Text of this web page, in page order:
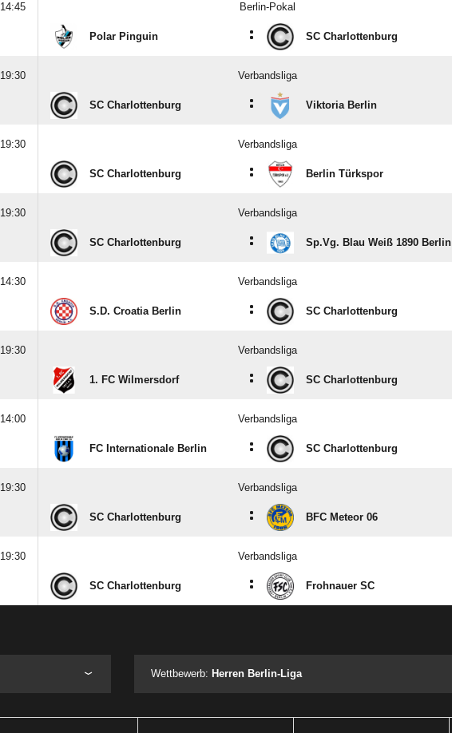
14:45 Berlin-Pokal
Polar Pinguin : SC Charlottenburg
19:30 Verbandsliga
SC Charlottenburg : Viktoria Berlin
19:30 Verbandsliga
SC Charlottenburg : Berlin Türkspor
19:30 Verbandsliga
SC Charlottenburg : Sp.Vg. Blau Weiß 1890 Berlin
14:30 Verbandsliga
S.D. Croatia Berlin : SC Charlottenburg
19:30 Verbandsliga
1. FC Wilmersdorf : SC Charlottenburg
14:00 Verbandsliga
FC Internationale Berlin : SC Charlottenburg
19:30 Verbandsliga
SC Charlottenburg : BFC Meteor 06
19:30 Verbandsliga
SC Charlottenburg : Frohnauer SC
Wettbewerb: Herren Berlin-Liga